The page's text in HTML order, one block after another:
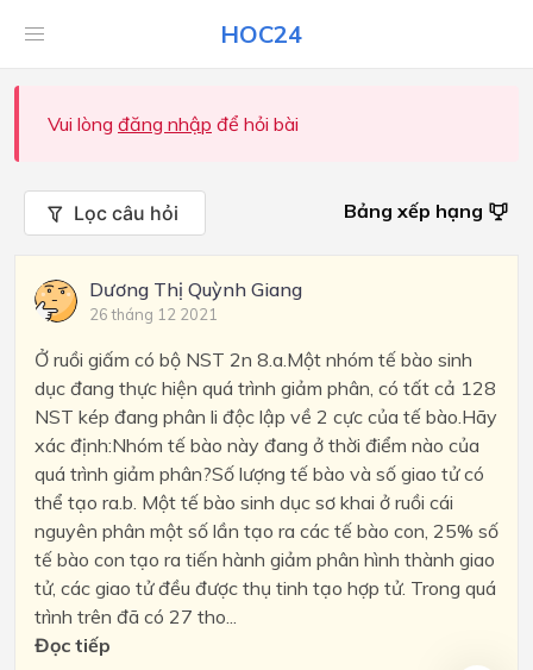
HOC24
Vui lòng đăng nhập để hỏi bài
Lọc câu hỏi Bảng xếp hạng
Dương Thị Quỳnh Giang
26 tháng 12 2021
Ở ruồi giấm có bộ NST 2n 8.a.Một nhóm tế bào sinh
dục đang thực hiện quá trình giảm phân, có tất cả 128
NST kép đang phân li độc lập về 2 cực của tế bào.Hãy
xác định:Nhóm tế bào này đang ở thời điểm nào của
quá trình giảm phân?Số lượng tế bào và số giao tử có
thể tạo ra.b. Một tế bào sinh dục sơ khai ở ruồi cái
nguyên phân một số lần tạo ra các tế bào con, 25% số
tế bào con tạo ra tiến hành giảm phân hình thành giao
tử, các giao tử đều được thụ tinh tạo hợp tử. Trong quá
trình trên đã có 27 tho...
Đọc tiếp